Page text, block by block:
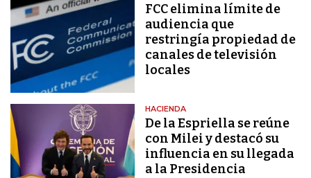
FCC elimina límite de
audiencia que
restringía propiedad de
canales de televisión
locales
HACIENDA
De la Espriella se reúne
con Milei y destacó su
influencia en su llegada
a la Presidencia